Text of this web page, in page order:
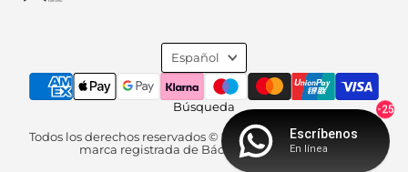
Escríbenos
En línea
-25
Idioma
Español
Búsqueda
Todos los derechos reservados © 2026. Senior Market es una
marca registrada de Báculum Mayores SL.